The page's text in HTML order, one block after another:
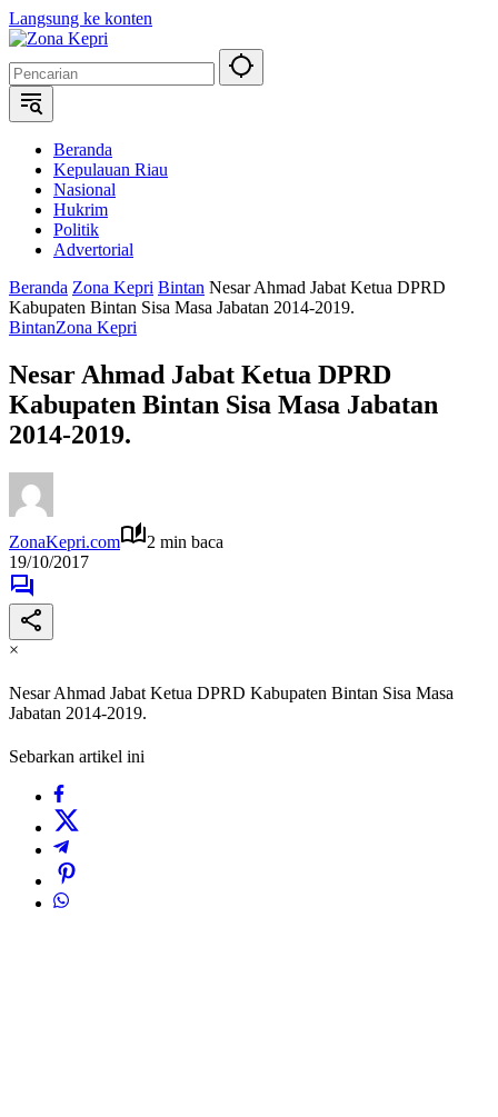
Langsung ke konten
Beranda
Kepulauan Riau
Nasional
Hukrim
Politik
Advertorial
Beranda Zona Kepri Bintan Nesar Ahmad Jabat Ketua DPRD
Kabupaten Bintan Sisa Masa Jabatan 2014-2019.
BintanZona Kepri
Nesar Ahmad Jabat Ketua DPRD
Kabupaten Bintan Sisa Masa Jabatan
2014-2019.
ZonaKepri.com
2 min baca
19/10/2017
×
Nesar Ahmad Jabat Ketua DPRD Kabupaten Bintan Sisa Masa
Jabatan 2014-2019.
Sebarkan artikel ini